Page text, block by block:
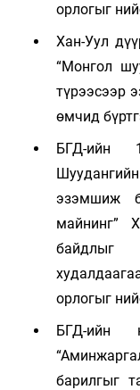
орлогыг
Хан-Уул
“Монгол
түрээсээр
өмчид
БГД-ийн
эзэмшиж
майнинг”
байдлыг
орлогыг
БГД-ийн
барилгыг